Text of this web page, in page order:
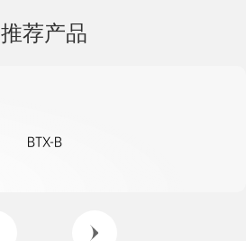
推荐产品
BTX-B